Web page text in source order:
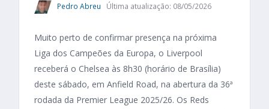
Pedro Abreu Última atualização: 08/05/2026
Muito perto de confirmar presença na próxima
Liga dos Campeões da Europa, o Liverpool
receberá o Chelsea às 8h30 (horário de Brasília)
deste sábado, em Anfield Road, na abertura da 36ª
rodada da Premier League 2025/26. Os Reds